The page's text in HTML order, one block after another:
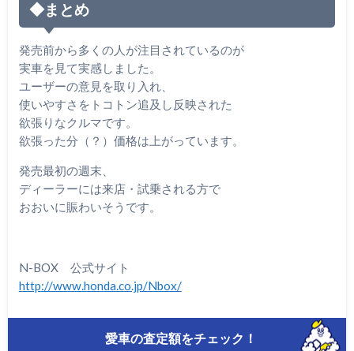
◆まとめ
発売前から多くの人が注目されているのが
実車を見て実感しました。
ユーザーの意見を取り入れ、
使いやすさをトコトン追及し反映された
欲張りなクルマです。
欲張った分（？）価格は上がっています。
発売最初の週末、
ディーラーには来店・試乗される方で
おおいに賑わいそうです。
N-BOX 公式サイト
http://www.honda.co.jp/Nbox/
愛車の査定額をチェック！